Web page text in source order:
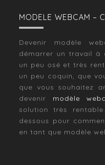
MODELE WEBCAM –
Devenir modèle
démarrer un travail à
un peu osé et très
un peu coquin, que
que vous souhaitez
devenir modèle
solution très
dessous pour
en tant que modèle